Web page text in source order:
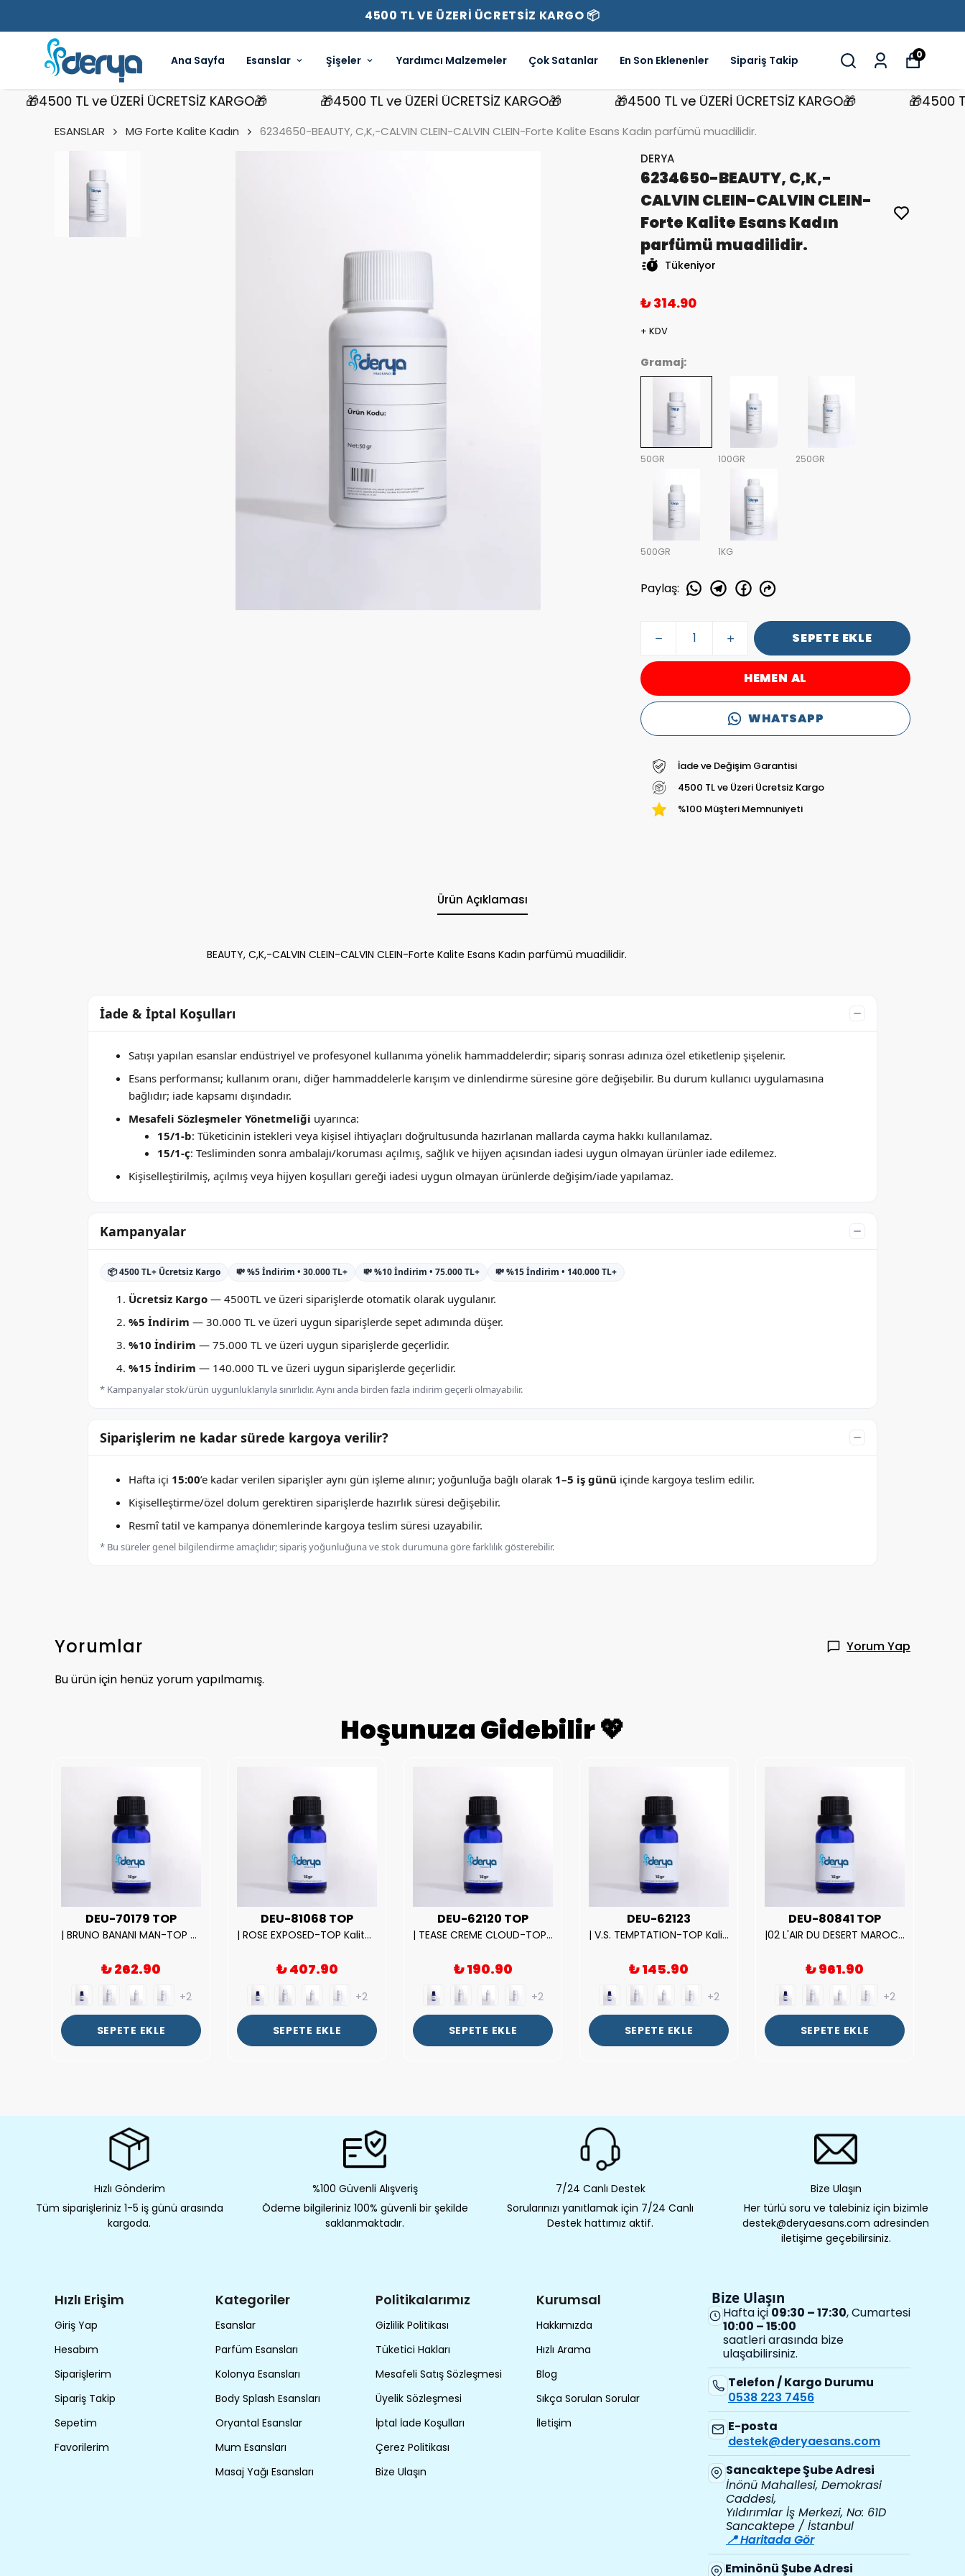
4500 TL VE ÜZERİ ÜCRETSİZ KARGO 📦
Ana Sayfa Esanslar Şişeler Yardımcı Malzemeler Çok Satanlar En Son Eklenenler Sipariş Takip 0
TL ve ÜZERİ ÜCRETSİZ KARGO🎁 🎁4500 TL ve ÜZERİ ÜCRETSİZ KARGO🎁 🎁4500 TL ve ÜZERİ ÜCRETSİZ KARGO🎁 🎁4500 TL ve
ESANSLAR MG Forte Kalite Kadın
6234650-BEAUTY, C,K,-CALVIN CLEIN-CALVIN CLEIN-Forte Kalite Esans Kadın parfümü muadilidir.
DERYA
6234650-BEAUTY, C,K,-
CALVIN CLEIN-CALVIN CLEIN-
Forte Kalite Esans Kadın
parfümü muadilidir.
Tükeniyor
₺ 314.90
+ KDV
Gramaj:
50GR 100GR 250GR
500GR 1KG
Paylaş:
SEPETE EKLE
HEMEN AL
WHATSAPP
İade ve Değişim Garantisi
4500 TL ve Üzeri Ücretsiz Kargo
%100 Müşteri Memnuniyeti
Ürün Açıklaması
BEAUTY, C,K,-CALVIN CLEIN-CALVIN CLEIN-Forte Kalite Esans Kadın parfümü muadilidir.
İade & İptal Koşulları
Satışı yapılan esanslar endüstriyel ve profesyonel kullanıma yönelik hammaddelerdir; sipariş sonrası adınıza özel etiketlenip şişelenir.
Esans performansı; kullanım oranı, diğer hammaddelerle karışım ve dinlendirme süresine göre değişebilir. Bu durum kullanıcı uygulamasına
bağlıdır; iade kapsamı dışındadır.
Mesafeli Sözleşmeler Yönetmeliği uyarınca:
15/1-b: Tüketicinin istekleri veya kişisel ihtiyaçları doğrultusunda hazırlanan mallarda cayma hakkı kullanılamaz.
15/1-ç: Tesliminden sonra ambalajı/koruması açılmış, sağlık ve hijyen açısından iadesi uygun olmayan ürünler iade edilemez.
Kişiselleştirilmiş, açılmış veya hijyen koşulları gereği iadesi uygun olmayan ürünlerde değişim/iade yapılamaz.
Kampanyalar
📦 4500 TL+ Ücretsiz Kargo 💸 %5 İndirim • 30.000 TL+ 💸 %10 İndirim • 75.000 TL+ 💸 %15 İndirim • 140.000 TL+
Ücretsiz Kargo — 4500TL ve üzeri siparişlerde otomatik olarak uygulanır.
%5 İndirim — 30.000 TL ve üzeri uygun siparişlerde sepet adımında düşer.
%10 İndirim — 75.000 TL ve üzeri uygun siparişlerde geçerlidir.
%15 İndirim — 140.000 TL ve üzeri uygun siparişlerde geçerlidir.
* Kampanyalar stok/ürün uygunluklarıyla sınırlıdır. Aynı anda birden fazla indirim geçerli olmayabilir.
Siparişlerim ne kadar sürede kargoya verilir?
Hafta içi 15:00’e kadar verilen siparişler aynı gün işleme alınır; yoğunluğa bağlı olarak 1–5 iş günü içinde kargoya teslim edilir.
Kişiselleştirme/özel dolum gerektiren siparişlerde hazırlık süresi değişebilir.
Resmî tatil ve kampanya dönemlerinde kargoya teslim süresi uzayabilir.
* Bu süreler genel bilgilendirme amaçlıdır; sipariş yoğunluğuna ve stok durumuna göre farklılık gösterebilir.
Yorumlar
Yorum Yap
Bu ürün için henüz yorum yapılmamış.
Hoşunuza Gidebilir 💖
DEU-70179 TOP
| BRUNO BANANI MAN-TOP Kalite Erkek Parfüm Esansı.|
₺ 262.90
+2
SEPETE EKLE
DEU-81068 TOP
| ROSE EXPOSED-TOP Kalite Unısex Parfüm Esansı.|
₺ 407.90
+2
SEPETE EKLE
DEU-62120 TOP
| TEASE CREME CLOUD-TOP Kalite Kadın Parfüm Esansı.|
₺ 190.90
+2
SEPETE EKLE
DEU-62123
| V.S. TEMPTATION-TOP Kalite Kadın Parfüm Esansı.|
₺ 145.90
+2
SEPETE EKLE
DEU-80841 TOP
|02 L'AIR DU DESERT MAROCAIN-TOP Kalite Unısex Parfüm Esansı.|
₺ 961.90
+2
SEPETE EKLE
Hızlı Gönderim
Tüm siparişleriniz 1-5 iş günü arasında
kargoda.
%100 Güvenli Alışveriş
Ödeme bilgileriniz 100% güvenli bir şekilde
saklanmaktadır.
7/24 Canlı Destek
Sorularınızı yanıtlamak için 7/24 Canlı
Destek hattımız aktif.
Bize Ulaşın
Her türlü soru ve talebiniz için bizimle
destek@deryaesans.com adresinden
iletişime geçebilirsiniz.
Hızlı Erişim
Giriş Yap
Hesabım
Siparişlerim
Sipariş Takip
Sepetim
Favorilerim
Kategoriler
Esanslar
Parfüm Esansları
Kolonya Esansları
Body Splash Esansları
Oryantal Esanslar
Mum Esansları
Masaj Yağı Esansları
Politikalarımız
Gizlilik Politikası
Tüketici Hakları
Mesafeli Satış Sözleşmesi
Üyelik Sözleşmesi
İptal İade Koşulları
Çerez Politikası
Bize Ulaşın
Kurumsal
Hakkımızda
Hızlı Arama
Blog
Sıkça Sorulan Sorular
İletişim
Bize Ulaşın
Hafta içi 09:30 – 17:30, Cumartesi
10:00 – 15:00
saatleri arasında bize
ulaşabilirsiniz.
Telefon / Kargo Durumu
0538 223 7456
E-posta
destek@deryaesans.com
Sancaktepe Şube Adresi
İnönü Mahallesi, Demokrasi
Caddesi,
Yıldırımlar İş Merkezi, No: 61D
Sancaktepe / İstanbul
📍 Haritada Gör
Eminönü Şube Adresi